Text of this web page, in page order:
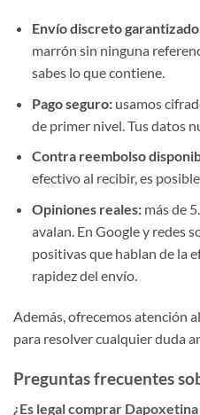
Envío discreto
marrón sin ninguna
sabes lo que contiene.
Pago seguro:usamos
de primer nivel. Tus datos
Contra reembolso
efectivo al recibir, es
Opiniones reales:más de
avalan. En Google y redes
positivas que hablan de la
rapidez del envío.
Además, ofrecemos atención
para resolver cualquier duda
Preguntas frecuentes
¿Es legal comprar